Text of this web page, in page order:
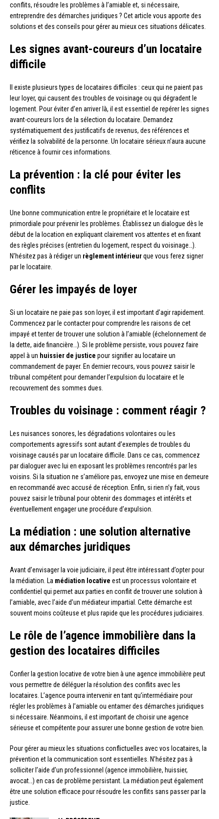
conflits, résoudre les problèmes à l’amiable et, si nécessaire,
entreprendre des démarches juridiques ? Cet article vous apporte des
solutions et des conseils pour gérer au mieux ces situations délicates.
Les signes avant-coureurs d’un locataire
difficile
Il existe plusieurs types de locataires difficiles : ceux qui ne paient pas
leur loyer, qui causent des troubles de voisinage ou qui dégradent le
logement. Pour éviter d’en arriver là, il est essentiel de repérer les signes
avant-coureurs lors de la sélection du locataire. Demandez
systématiquement des justificatifs de revenus, des références et
vérifiez la solvabilité de la personne. Un locataire sérieux n’aura aucune
réticence à fournir ces informations.
La prévention : la clé pour éviter les
conflits
Une bonne communication entre le propriétaire et le locataire est
primordiale pour prévenir les problèmes. Établissez un dialogue dès le
début de la location en expliquant clairement vos attentes et en fixant
des règles précises (entretien du logement, respect du voisinage…).
N’hésitez pas à rédiger un règlement intérieurque vous ferez signer
par le locataire.
Gérer les impayés de loyer
Si un locataire ne paie pas son loyer, il est important d’agir rapidement.
Commencez par le contacter pour comprendre les raisons de cet
impayé et tenter de trouver une solution à l’amiable (échelonnement de
la dette, aide financière…). Si le problème persiste, vous pouvez faire
appel à un huissier de justice pour signifier au locataire un
commandement de payer. En dernier recours, vous pouvez saisir le
tribunal compétent pour demander l’expulsion du locataire et le
recouvrement des sommes dues.
Troubles du voisinage : comment réagir ?
Les nuisances sonores, les dégradations volontaires ou les
comportements agressifs sont autant d’exemples de troubles du
voisinage causés par un locataire difficile. Dans ce cas, commencez
par dialoguer avec lui en exposant les problèmes rencontrés par les
voisins. Si la situation ne s’améliore pas, envoyez une mise en demeure
en recommandé avec accusé de réception. Enfin, si rien n’y fait, vous
pouvez saisir le tribunal pour obtenir des dommages et intérêts et
éventuellement engager une procédure d’expulsion.
La médiation : une solution alternative
aux démarches juridiques
Avant d’envisager la voie judiciaire, il peut être intéressant d’opter pour
la médiation. La médiation locative est un processus volontaire et
confidentiel qui permet aux parties en conflit de trouver une solution à
l’amiable, avec l’aide d’un médiateur impartial. Cette démarche est
souvent moins coûteuse et plus rapide que les procédures judiciaires.
Le rôle de l’agence immobilière dans la
gestion des locataires difficiles
Confier la gestion locative de votre bien à une agence immobilière peut
vous permettre de déléguer la résolution des conflits avec les
locataires. L’agence pourra intervenir en tant qu’intermédiaire pour
régler les problèmes à l’amiable ou entamer des démarches juridiques
si nécessaire. Néanmoins, il est important de choisir une agence
sérieuse et compétente pour assurer une bonne gestion de votre bien.
Pour gérer au mieux les situations conflictuelles avec vos locataires, la
prévention et la communication sont essentielles. N’hésitez pas à
solliciter l’aide d’un professionnel (agence immobilière, huissier,
avocat…) en cas de problème persistant. La médiation peut également
être une solution efficace pour résoudre les conflits sans passer par la
justice.